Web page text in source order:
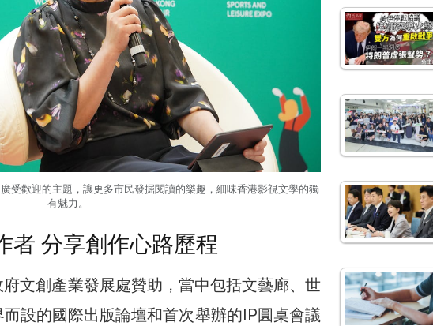
受歡迎的主題，讓更多市民發掘閱讀的樂趣，細味香港影視文學的獨
有魅力。
者 分享創作心路歷程
文創產業發展處贊助，當中包括文藝廊、世
設的國際出版論壇和首次舉辦的IP圓桌會議